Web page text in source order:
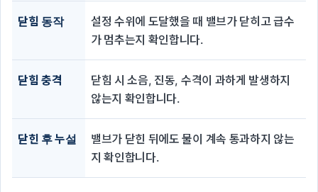
닫힘 동작
설정 수위에 도달했을 때 밸브가 닫히고 급수
가 멈추는지 확인합니다.
닫힘 충격
닫힘 시 소음, 진동, 수격이 과하게 발생하지
않는지 확인합니다.
닫힌 후 누설
밸브가 닫힌 뒤에도 물이 계속 통과하지 않는
지 확인합니다.